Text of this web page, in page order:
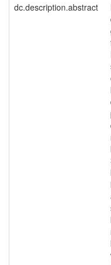
dc.description.abstract